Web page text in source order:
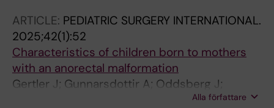
Hagelsteen K; Tofft L; Wester T
ARTICLE: PEDIATRIC SURGERY INTERNATIONAL.
2025;42(1):52
Characteristics of children born to mothers
with an anorectal malformation
Gertler J; Gunnarsdottir A; Oddsberg J;
Svenningsson A; Ortqvist L; Granstrom AL;
Alla författare